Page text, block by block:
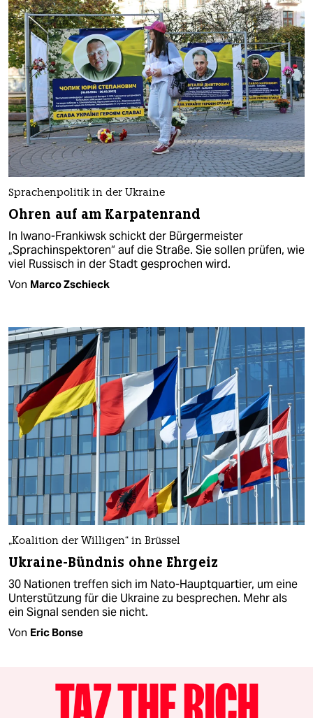
Sprachenpolitik in der Ukraine
Ohren auf am Karpatenrand
In Iwano-Frankiwsk schickt der Bürgermeister
„Sprachinspektoren“ auf die Straße. Sie sollen prüfen, wie
viel Russisch in der Stadt gesprochen wird.
Von Marco Zschieck
„Koalition der Willigen“ in Brüssel
Ukraine-Bündnis ohne Ehrgeiz
30 Nationen treffen sich im Nato-Hauptquartier, um eine
Unterstützung für die Ukraine zu besprechen. Mehr als
ein Signal senden sie nicht.
Von Eric Bonse